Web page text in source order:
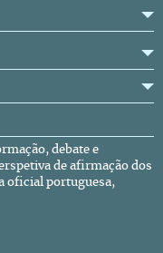
debate e
de afirmação dos
oficial portuguesa,